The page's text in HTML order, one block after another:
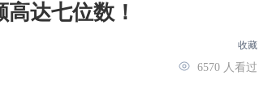
达七位数！
收藏
6570 人看过